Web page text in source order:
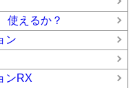
使えるか？
ン
ンRX